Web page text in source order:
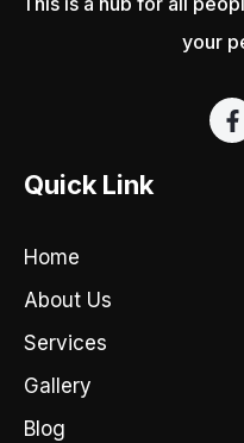
your
F
a
Quick Link
Home
About Us
Services
Gallery
Blog